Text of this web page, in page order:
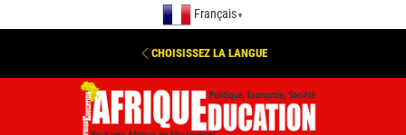
Français ▼
CHOISISSEZ LA LANGUE